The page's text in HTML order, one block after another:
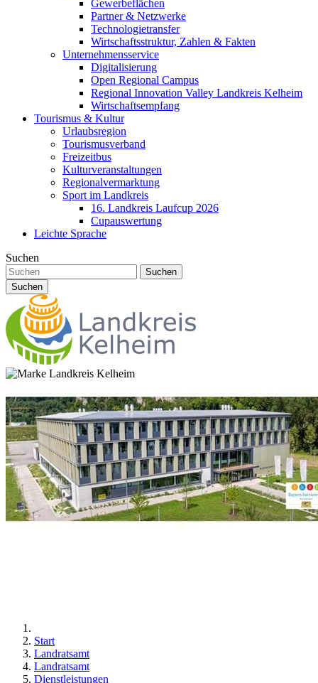
Gewerbeflächen
Partner & Netzwerke
Technologietransfer
Wirtschaftsstruktur, Zahlen & Fakten
Unternehmensservice
Digitalisierung
Open Regional Campus
Regional Innovation Valley Landkreis Kelheim
Wirtschaftsempfang
Tourismus & Kultur
Urlaubsregion
Tourismusverband
Freizeitbus
Kulturveranstaltungen
Regionalvermarktung
Sport im Landkreis
16. Landkreis Laufcup 2026
Cupauswertung
Leichte Sprache
Suchen
Suchen
Suchen
Start
Landratsamt
Landratsamt
Dienstleistungen